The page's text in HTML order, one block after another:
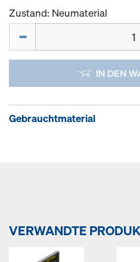
Zustand: Neumaterial
IN DEN
Gebrauchtmaterial
VERWANDTE